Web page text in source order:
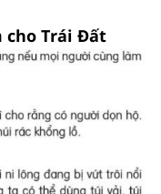
Trái Đất